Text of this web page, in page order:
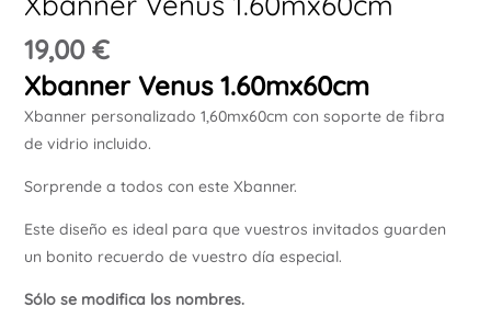
19,00 €
Xbanner Venus 1.60mx60cm
Xbanner personalizado 1,60mx60cm con soporte de fibra
de vidrio incluido.
Sorprende a todos con este Xbanner.
Este diseño es ideal para que vuestros invitados guarden
un bonito recuerdo de vuestro día especial.
Sólo se modifica los nombres.